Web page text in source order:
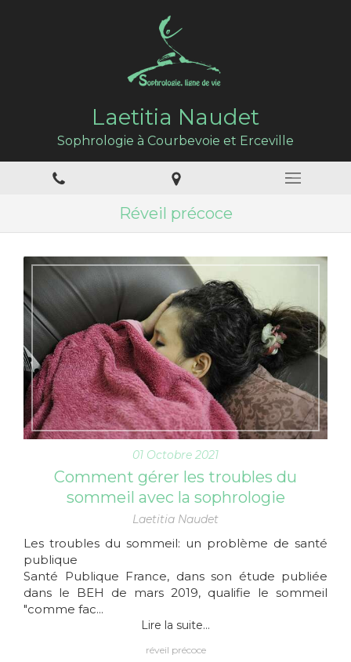
Laetitia Naudet
Sophrologie à Courbevoie et Erceville
Réveil précoce
01 Octobre 2021
Comment gérer les troubles du
sommeil avec la sophrologie
Laetitia Naudet
Les troubles du sommeil: un problème de santé
publique
Santé Publique France, dans son étude publiée
dans le BEH de mars 2019, qualifie le sommeil
"comme fac...
Lire la suite...
réveil précoce